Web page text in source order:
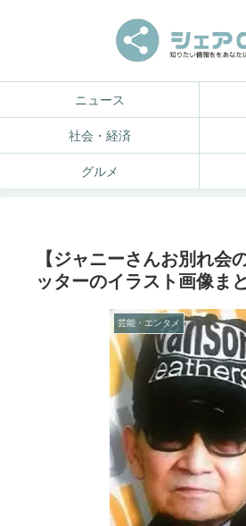
ニュース
社会・経済
グルメ
【ジャニーさんお別れ会
ッターのイラスト画像ま
芸能・エンタメ